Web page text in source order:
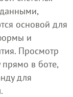
основой для
и
Просмотр
прямо в боте,
для